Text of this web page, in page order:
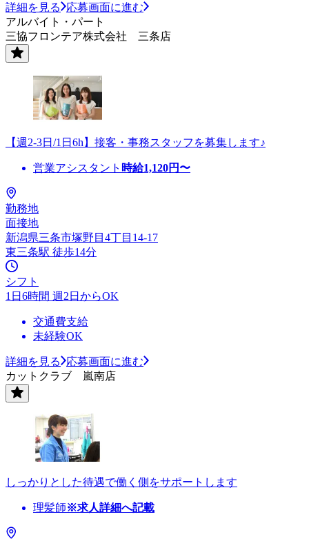
詳細を見る
応募画面に進む
アルバイト・パート
三協フロンテア株式会社 三条店
【週2-3日/1日6h】接客・事務スタッフを募集します♪
営業アシスタント 時給1,120円〜
勤務地
面接地
新潟県三条市塚野目4丁目14-17
東三条駅 徒歩14分
シフト
1日6時間 週2日からOK
交通費支給
未経験OK
詳細を見る
応募画面に進む
カットクラブ 嵐南店
しっかりとした待遇で働く側をサポートします
理髪師※求人詳細へ記載